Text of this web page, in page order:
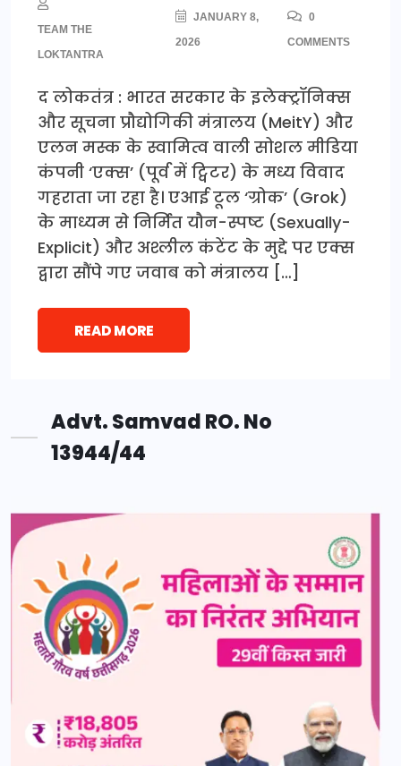
TEAM THE
LOKTANTRA
JANUARY 8,
2026
0
COMMENTS
द लोकतंत्र : भारत सरकार के इलेक्ट्रॉनिक्स
और सूचना प्रौद्योगिकी मंत्रालय (MeitY) और
एलन मस्क के स्वामित्व वाली सोशल मीडिया
कंपनी ‘एक्स’ (पूर्व में ट्विटर) के मध्य विवाद
गहराता जा रहा है। एआई टूल ‘ग्रोक’ (Grok)
के माध्यम से निर्मित यौन-स्पष्ट (Sexually-
Explicit) और अश्लील कंटेंट के मुद्दे पर एक्स
द्वारा सौंपे गए जवाब को मंत्रालय […]
READ MORE
Advt. Samvad RO. No
13944/44